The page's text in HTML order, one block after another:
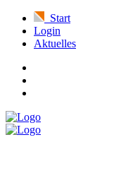
Start
Login
Aktuelles